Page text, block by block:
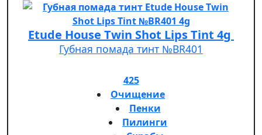
Etude House Twin Shot Lips Tint 4g
Губная помада тинт №BR401
425
Очищение
Пенки
Пилинги